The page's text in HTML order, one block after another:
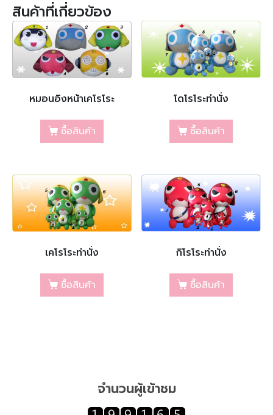
สินค้าที่เกี่ยวข้อง
หมอนอิงหน้าเคโรโระ
ซื้อสินค้า
โดโรโระท่านั่ง
ซื้อสินค้า
เคโรโระท่านั่ง
ซื้อสินค้า
กิโรโระท่านั่ง
ซื้อสินค้า
จำนวนผู้เข้าชม